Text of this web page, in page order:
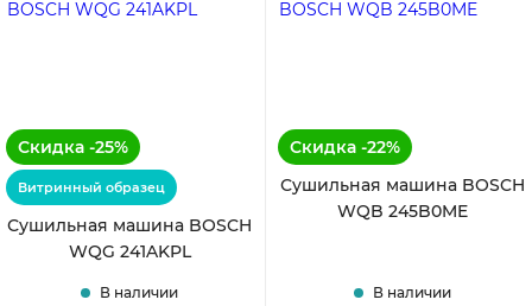
Скидка -25%
Витринный образец
Сушильная машина BOSCH
WQG 241AKPL
В наличии
Скидка -22%
Сушильная машина BOSCH
WQB 245B0ME
В наличии